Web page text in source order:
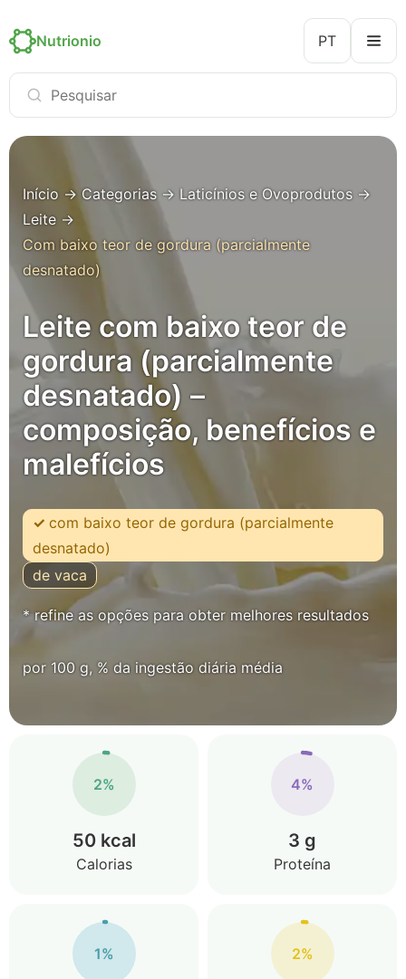
Nutrionio PT
Início → Categorias→ Laticínios e Ovoprodutos →
Leite →
Com baixo teor de gordura (parcialmente
desnatado)
Leite com baixo teor de
gordura (parcialmente
desnatado) –
composição, benefícios e
malefícios
com baixo teor de gordura (parcialmente
desnatado)
de vaca
* refine as opções para obter melhores resultados
por 100 g, % da ingestão diária média
2%
50 kcal
Calorias
4%
3 g
Proteína
1% 2%